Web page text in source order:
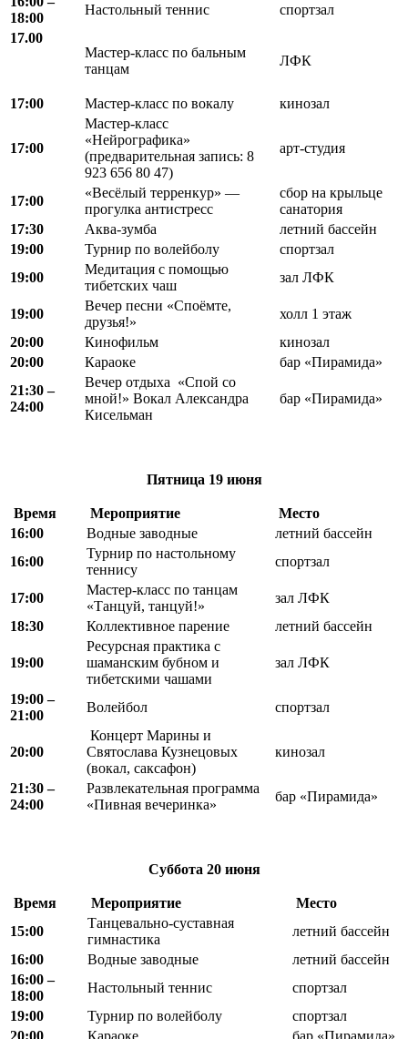
18:00
Настольный теннис
спортзал
17.00
Мастер-класс по бальным
танцам
ЛФК
17:00 Мастер-класс по вокалу кинозал
17:00
Мастер-класс
«Нейрографика»
(предварительная запись: 8
923 656 80 47)
арт-студия
17:00
«Весёлый терренкур» —
прогулка антистресс
сбор на крыльце
санатория
17:30
Аква-зумба
летний бассейн
19:00
Турнир по волейболу
спортзал
19:00
Медитация с помощью
тибетских чаш
зал ЛФК
19:00
Вечер песни «Споёмте,
друзья!»
холл 1 этаж
20:00
Кинофильм
кинозал
20:00
Караоке
бар «Пирамида»
21:30 –
24:00
Вечер отдыха «Спой со
мной!» Вокал Александра
Кисельман
бар «Пирамида»
Пятница 19 июня
Время Мероприятие
Место
16:00
Водные заводные
летний бассейн
16:00
Турнир по настольному
теннису
спортзал
17:00
Мастер-класс по танцам
«Танцуй, танцуй!»
зал ЛФК
18:30
Коллективное парение летний бассейн
19:00
Ресурсная практика с
шаманским бубном и
тибетскими чашами
зал ЛФК
19:00 –
21:00
Волейбол спортзал
20:00
Концерт Марины и
Святослава Кузнецовых
(вокал, саксафон)
кинозал
21:30 –
24:00
Развлекательная программа
«Пивная вечеринка»
бар «Пирамида»
Суббота 20 июня
Время Мероприятие
Место
15:00
Танцевально-суставная
гимнастика
летний бассейн
16:00
Водные заводные
летний бассейн
16:00 –
18:00
Настольный теннис
спортзал
19:00
Турнир по волейболу
спортзал
20:00
Караоке
бар «Пирамида»